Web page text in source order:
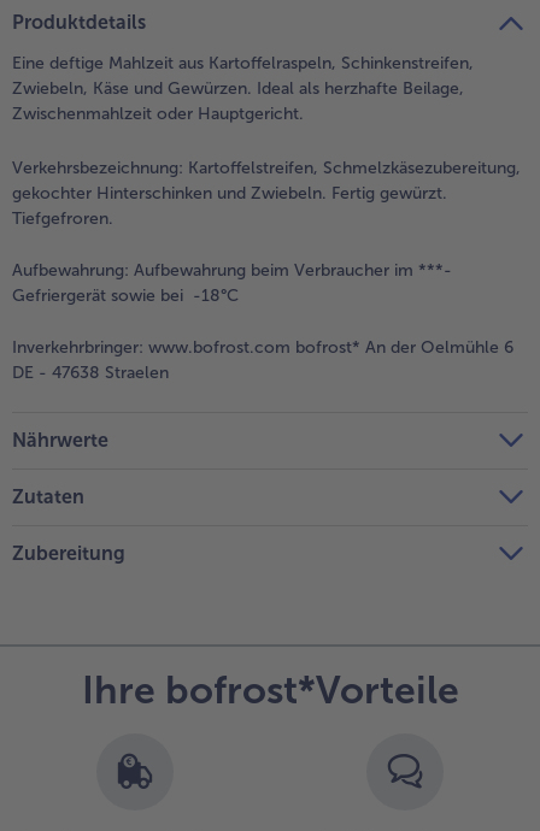
Produktdetails
Eine deftige Mahlzeit aus Kartoffelraspeln, Schinkenstreifen,
Zwiebeln, Käse und Gewürzen. Ideal als herzhafte Beilage,
Zwischenmahlzeit oder Hauptgericht.
Verkehrsbezeichnung: Kartoffelstreifen, Schmelzkäsezubereitung,
gekochter Hinterschinken und Zwiebeln. Fertig gewürzt.
Tiefgefroren.
Aufbewahrung: Aufbewahrung beim Verbraucher im ***-
Gefriergerät sowie bei -18°C
Inverkehrbringer: www.bofrost.com bofrost* An der Oelmühle 6
DE - 47638 Straelen
Nährwerte
Zutaten
Zubereitung
Ihre bofrost*Vorteile